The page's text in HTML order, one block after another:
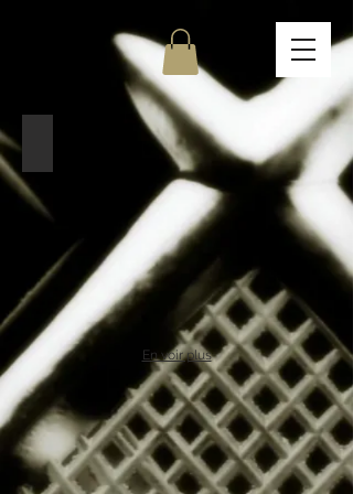
Pub Typewriter
En voir plus